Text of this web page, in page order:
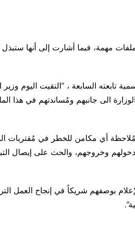
ملفات مهمة، فيما أشارت إلى أنها
تابعته السابعة ، “التقيت اليوم وزير
الى جانبهم ومُساندتهم في هذا
لمُلاحظة أي مكامن للخطر في مُقتربات
دخولهم وخروجهم، والحث على إيصال
بوصفهم شريكاً في إنجاح العمل